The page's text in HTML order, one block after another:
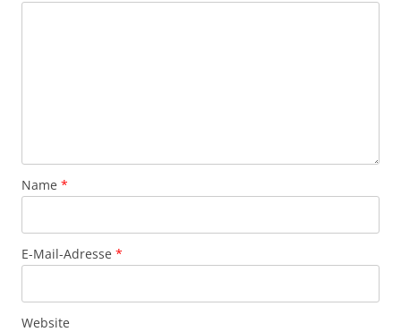
Name *
E-Mail-Adresse *
Website